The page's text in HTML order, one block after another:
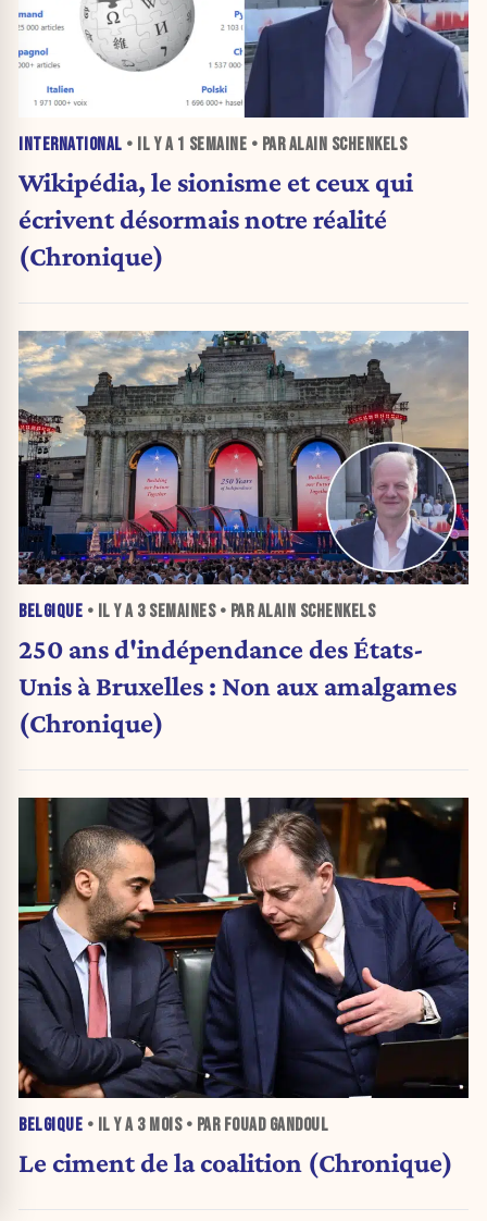
INTERNATIONAL • IL Y A 1 SEMAINE • PAR ALAIN SCHENKELS
Wikipédia, le sionisme et ceux qui
écrivent désormais notre réalité
(Chronique)
BELGIQUE • IL Y A 3 SEMAINES• PAR ALAIN SCHENKELS
250 ans d'indépendance des États-
Unis à Bruxelles : Non aux amalgames
(Chronique)
BELGIQUE • IL Y A 3 MOIS• PAR FOUAD GANDOUL
Le ciment de la coalition (Chronique)